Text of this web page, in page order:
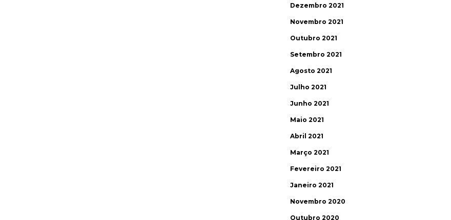
Dezembro 2021
Novembro 2021
Outubro 2021
Setembro 2021
Agosto 2021
Julho 2021
Junho 2021
Maio 2021
Abril 2021
Março 2021
Fevereiro 2021
Janeiro 2021
Novembro 2020
Outubro 2020